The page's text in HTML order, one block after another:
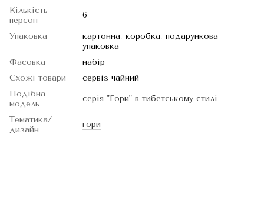
Кількість
персон
6
Упаковка
картонна, коробка, подарункова
упаковка
Фасовка
набір
Схожі товари
сервіз чайний
Подібна
модель
серія "Гори" в тибетському стилі
Тематика/
дизайн
гори